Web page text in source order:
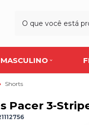
MASCULINO
Shorts
Pacer 3-